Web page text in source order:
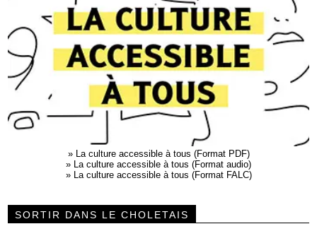
» La culture accessible à tous (Format PDF)
» La culture accessible à tous (Format audio)
» La culture accessible à tous (Format FALC)
SORTIR DANS LE CHOLETAIS